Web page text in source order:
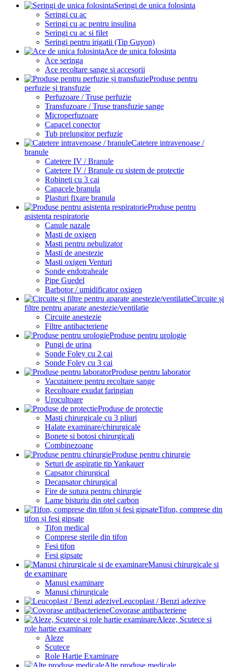
Seringi de unica folosinta
Seringi cu ac
Seringi cu ac pentru insulina
Seringi cu ac si filet
Seringi pentru irigatii (Tip Guyon)
Ace de unica folosinta
Ace seringa
Ace recoltare sange si accesorii
Produse pentru
perfuzie și transfuzie
Perfuzoare / Truse perfuzie
Transfuzoare / Truse transfuzie sange
Microperfuzoare
Capacel conector
Tub prelungitor perfuzie
Catetere intravenoase /
branule
Catetere IV / Branule
Catetere IV / Branule cu sistem de protectie
Robineti cu 3 cai
Capacele branula
Plasturi fixare branula
Produse pentru
asistenta respiratorie
Canule nazale
Masti de oxigen
Masti pentru nebulizator
Masti de anestezie
Masti oxigen Venturi
Sonde endotraheale
Pipe Guedel
Barbotor / umidificator oxigen
Circuite și
filtre pentru aparate anestezie/ventilatie
Circuite anestezie
Filtre antibacteriene
Produse pentru urologie
Pungi de urina
Sonde Foley cu 2 cai
Sonde Foley cu 3 cai
Produse pentru laborator
Vacutainere pentru recoltare sange
Recoltoare exudat faringian
Urocultoare
Produse de protectie
Masti chirurgicale cu 3 pliuri
Halate examinare/chirurgicale
Bonete si botosi chirurgicali
Combinezoane
Produse pentru chirurgie
Seturi de aspiratie tip Yankauer
Capsator chirurgical
Decapsator chirurgical
Fire de sutura pentru chirurgie
Lame bisturiu din otel carbon
Tifon, comprese din
tifon și fesi gipsate
Tifon medical
Comprese sterile din tifon
Fesi tifon
Fesi gipsate
Manusi chirurgicale si
de examinare
Manusi examinare
Manusi chirurgicale
Leucoplast / Benzi adezive
Covorase antibacteriene
Aleze, Scutece si
role hartie examinare
Aleze
Scutece
Role Hartie Examinare
Alte produse medicale